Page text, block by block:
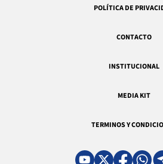
POLÍTICA DE
CONTACTO
INSTITUCIONAL
MEDIA KIT
TERMINOS Y